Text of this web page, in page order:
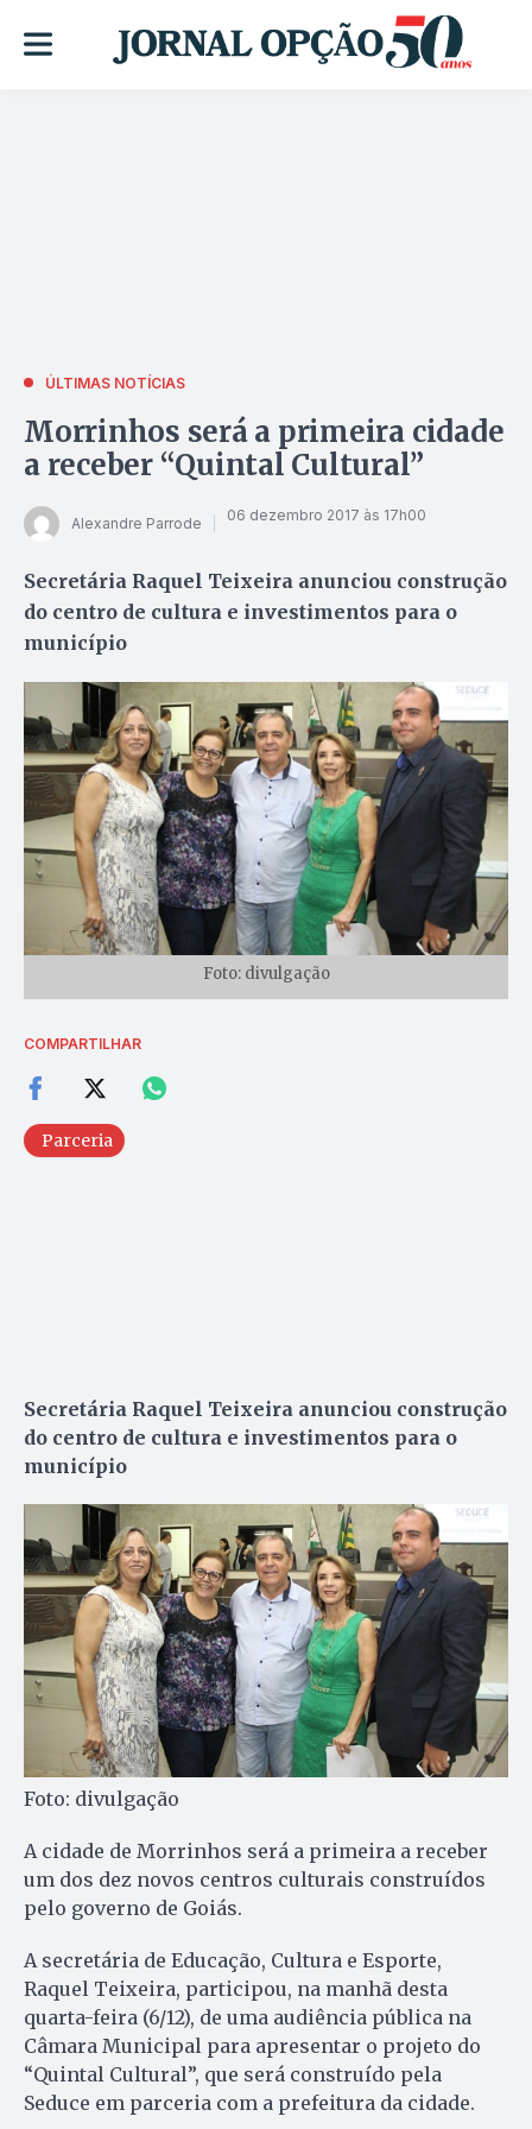
ÚLTIMAS NOTÍCIAS
Morrinhos será a primeira cidade
a receber “Quintal Cultural”
Alexandre Parrode 06 dezembro 2017 às 17h00
Secretária Raquel Teixeira anunciou construção
do centro de cultura e investimentos para o
município
Foto: divulgação
COMPARTILHAR
Parceria
Secretária Raquel Teixeira anunciou construção
do centro de cultura e investimentos para o
município
Foto: divulgação
A cidade de Morrinhos será a primeira a receber
um dos dez novos centros culturais construídos
pelo governo de Goiás.
A secretária de Educação, Cultura e Esporte,
Raquel Teixeira, participou, na manhã desta
quarta-feira (6/12), de uma audiência pública na
Câmara Municipal para apresentar o projeto do
“Quintal Cultural”, que será construído pela
Seduce em parceria com a prefeitura da cidade.